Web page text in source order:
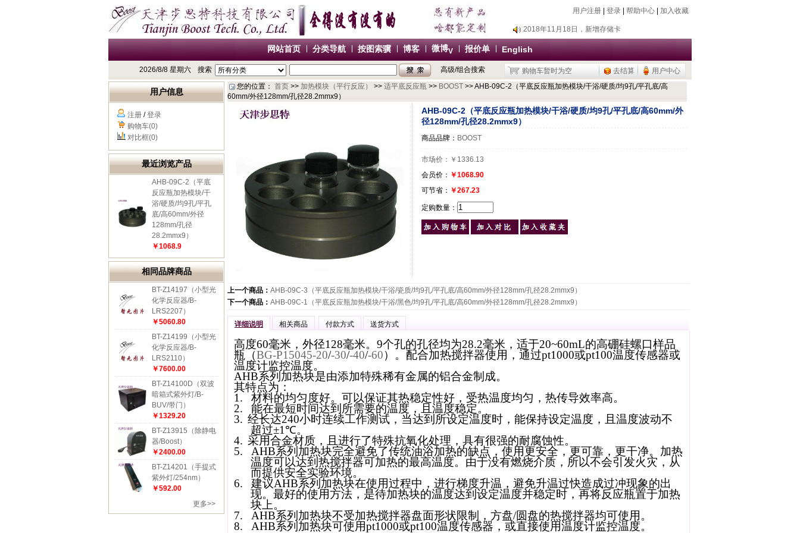
用户注册 登录 帮助中心 加入收藏
2018年7月26日，新增除静电器
2018年11月18日，新增存储卡
2016年9月20日，烧瓶塞降价
2015年9月10日，调整加热模块目录
办公用品，U盘/移动硬盘
2018年7月26日，新增除静电器
2018年11月18日，新增存储卡
办公用品，U盘/移动硬盘
网站首页 分类导航 按图索骥 博客 微博V 报价单 English
2026/8/8 星期六 搜索 高级/组合搜索 购物车暂时为空 去结算 用户中心
用户信息
注册 /登录
购物车(0)
对比框(0)
最近浏览产品
AHB-09C-2（平底
反应瓶加热模块/干
浴/硬质/均9孔/平孔
底/高60mm/外径
128mm/孔径
28.2mmx9）
￥1068.9
相同品牌商品
BT-Z14197（小型光
化学反应器/B-
LRS2207）
￥5060.80
BT-Z14199（小型光
化学反应器/B-
LRS2110）
￥7600.00
BT-Z14100D（双波
暗箱式紫外灯/B-
BUV/带门）
￥1329.20
BT-Z13915（除静电
器/Boost）
￥2400.00
BT-Z14201（手提式
紫外灯/254nm）
￥592.00
更多>>
您的位置： 首页 >> 加热模块（平行反应） >> 适平底反应瓶 >> BOOST >> AHB-09C-2（平底反应瓶加热模块/干浴/硬质/均9孔/平孔底/高
60mm/外径128mm/孔径28.2mmx9）
AHB-09C-2（平底反应瓶加热模块/干浴/硬质/均9孔/平孔底/高60mm/外
径128mm/孔径28.2mmx9）
商品品牌： BOOST
市场价： ￥1336.13
会员价： ￥1068.90
可节省： ￥267.23
定购数量：
上一个商品： AHB-09C-3（平底反应瓶加热模块/干浴/瓷质/均9孔/平孔底/高60mm/外径128mm/孔径28.2mmx9）
下一个商品： AHB-09C-1（平底反应瓶加热模块/干浴/黑色/均9孔/平孔底/高60mm/外径128mm/孔径28.2mmx9）
详细说明 相关商品 付款方式 送货方式
高度60毫米，外径128毫米。9个孔的孔径均为28.2毫米，适于20~60mL的高硼硅螺口样品
瓶（BG-P15045-20/-30/-40/-60）。配合加热搅拌器使用，通过pt1000或pt100温度传感器或
温度计监控温度。
AHB系列加热块是由添加特殊稀有金属的铝合金制成。
其特点为：
1.
材料的均匀度好。可以保证其热稳定性好，受热温度均匀，热传导效率高。
2.
能在最短时间达到所需要的温度，且温度稳定。
3. 经长达240小时连续工作测试，当达到所设定温度时，能保持设定温度，且温度波动不
超过±1 ℃。
4. 采用合金材质，且进行了特殊抗氧化处理，具有很强的耐腐蚀性。
5.
AHB系列加热块完全避免了传统油浴加热的缺点，使用更安全，更可靠，更干净。加热
温度可以达到热搅拌器可加热的最高温度。由于没有燃烧介质，所以不会引发火灾，从
而提供安全实验环境。
6.
建议AHB系列加热块在使用过程中，进行梯度升温，避免升温过快造成过冲现象的出
现。最好的使用方法，是待加热块的温度达到设定温度并稳定时，再将反应瓶置于加热
块上。
7.
AHB系列加热块不受加热搅拌器盘面形状限制，方盘/圆盘的热搅拌器均可使用。
8.
AHB系列加热块可使用pt1000或pt100温度传感器，或直接使用温度计监控温度。